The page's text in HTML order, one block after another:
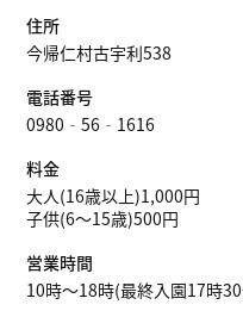
住所
今帰仁村古宇利538
電話番号
0980‐56‐1616
料金
大人(16歳以上)1,000円
子供(6〜15歳)500円
営業時間
10時～18時(最終入園17時